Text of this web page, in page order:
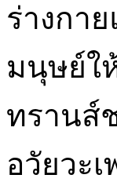
ร่างกา
มนุษย์ใ
ทรานส์
อวัยวะ